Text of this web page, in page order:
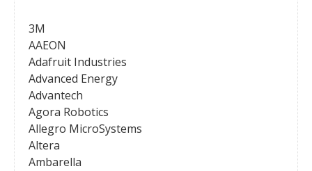
3M
AAEON
Adafruit Industries
Advanced Energy
Advantech
Agora Robotics
Allegro MicroSystems
Altera
Ambarella